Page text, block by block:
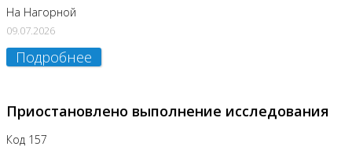
На Нагорной
09.07.2026
Подробнее
Приостановлено выполнение исследования
Код 157